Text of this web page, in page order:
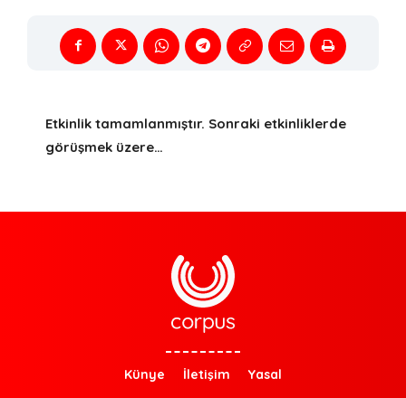
Etkinlik tamamlanmıştır. Sonraki etkinliklerde
görüşmek üzere…
Künye İletişim Yasal